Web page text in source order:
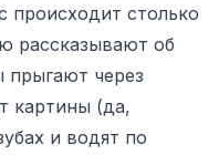
происходит столько
рассказывают об
через
картины (да,
и водят по